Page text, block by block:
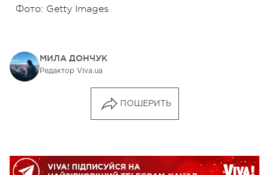
Фото: Getty Images
МИЛА ДОНЧУК
Редактор Viva.ua
ПОШЕРИТЬ